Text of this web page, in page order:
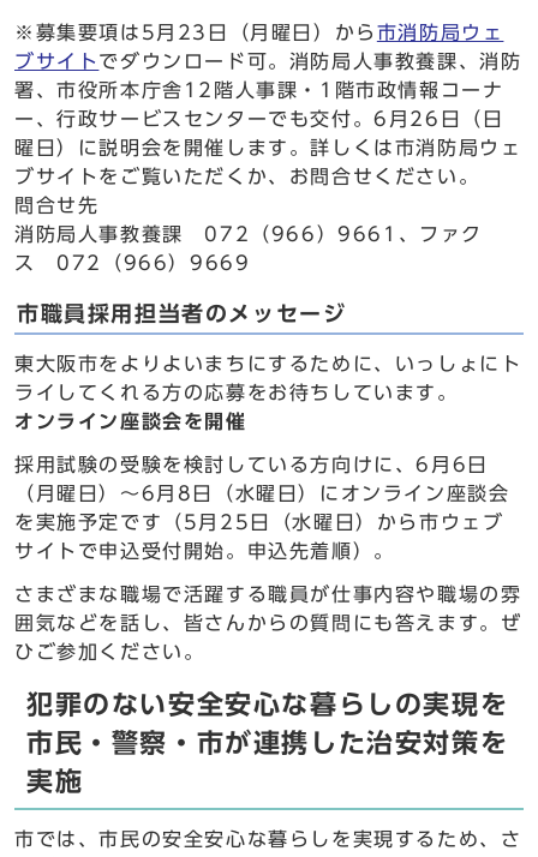
※募集要項は5月23日（月曜日）から 市消防局ウェ
ブサイト でダウンロード可。消防局人事教養課、消防
署、市役所本庁舎12階人事課・1階市政情報コーナ
ー、行政サービスセンターでも交付。6月26日（日
曜日）に説明会を開催します。詳しくは市消防局ウェ
ブサイトをご覧いただくか、お問合せください。
問合せ先
消防局人事教養課 072（966）9661、ファク
ス 072（966）9669
市職員採用担当者のメッセージ
東大阪市をよりよいまちにするために、いっしょにト
ライしてくれる方の応募をお待ちしています。
オンライン座談会を開催
採用試験の受験を検討している方向けに、6月6日
（月曜日）～6月8日（水曜日）にオンライン座談会
を実施予定です（5月25日（水曜日）から市ウェブ
サイトで申込受付開始。申込先着順）。
さまざまな職場で活躍する職員が仕事内容や職場の雰
囲気などを話し、皆さんからの質問にも答えます。ぜ
ひご参加ください。
犯罪のない安全安心な暮らしの実現を
市民・警察・市が連携した治安対策を
実施
市では、市民の安全安心な暮らしを実現するため、さ